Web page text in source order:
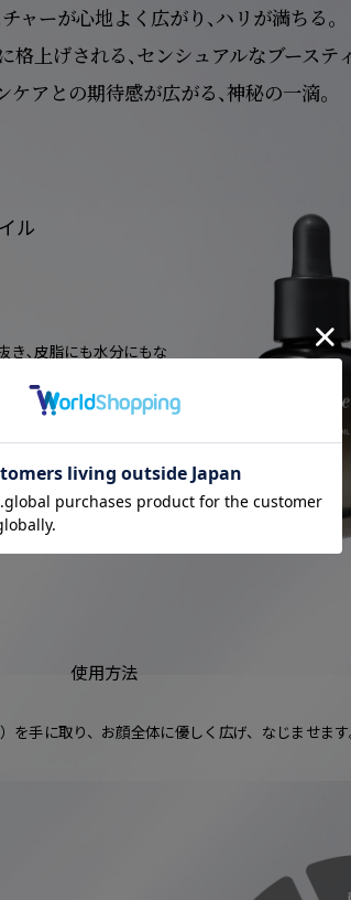
ャーが心地よく広がり、 ハリが満ちる。
上げされる、 センシュアルなブーステ
アとの期待感が広がる、神秘の一滴。
ル
き､皮脂にも水分にもな
入オイル美容液。
つきを感じやすい硬く
分を届け､あとに使うス
と光が宿るクリアな艶
使用方法
を手に取り、 お顔全体に優しく広げ、なじませま